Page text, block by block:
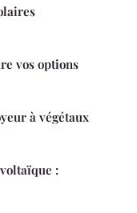
vos options
à végétaux
: